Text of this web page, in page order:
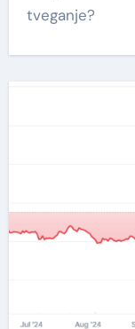
tveganje?